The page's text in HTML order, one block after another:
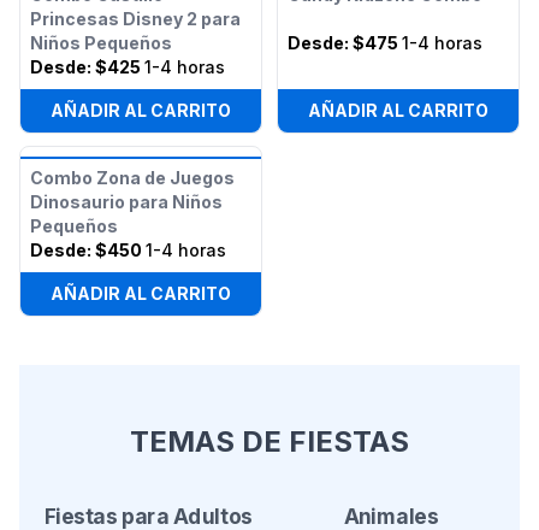
Princesas Disney 2 para
Niños Pequeños
Desde: $425 1-4 horas
AÑADIR AL CARRITO
Desde: $475 1-4 horas
AÑADIR AL CARRITO
Combo Zona de Juegos
Dinosaurio para Niños
Pequeños
Desde: $450 1-4 horas
AÑADIR AL CARRITO
TEMAS DE FIESTAS
Fiestas para Adultos Animales